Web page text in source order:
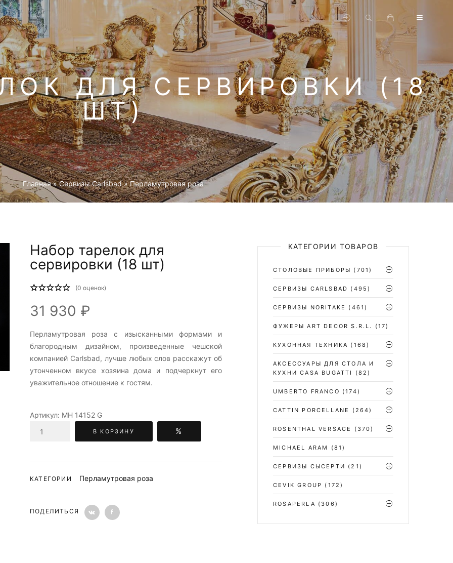
ДЛЯ СЕРВИРОВКИ (18
ШТ)
Главная »Cервизы Carlsbad »Перламутровая роза
Набор тарелок для
сервировки (18 шт)
(0 оценок)
31 930 ₽
Перламутровая роза c изысканными формами и
благородным дизайном, произведенные чешской
компанией Carlsbad, лучше любых слов расскажут об
утонченном вкусе хозяина дома и подчеркнут его
уважительное отношение к гостям.
Артикул: МН 14152 G
В КОРЗИНУ %
КАТЕГОРИИ Перламутровая роза
ПОДЕЛИТЬСЯ
КАТЕГОРИИ ТОВАРОВ
СТОЛОВЫЕ ПРИБОРЫ (701)
CЕРВИЗЫ CARLSBAD (495)
СЕРВИЗЫ NORITAKE (461)
ФУЖЕРЫ ART DECOR S.R.L. (17)
КУХОННАЯ ТЕХНИКА (168)
АКСЕССУАРЫ ДЛЯ СТОЛА И
КУХНИ CASA BUGATTI
(82)
UMBERTO FRANCO (174)
CATTIN PORCELLANE (264)
ROSENTHAL VERSACE (370)
MICHAEL ARAM (81)
СЕРВИЗЫ СЫСЕРТИ (21)
CEVIK GROUP (172)
ROSAPERLA (306)